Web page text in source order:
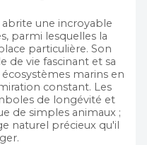
abrite une incroyable
parmi lesquelles la
particulière. Son
de vie fascinant et sa
marins en
constant. Les
de longévité et
de simples animaux ;
naturel précieux qu'il